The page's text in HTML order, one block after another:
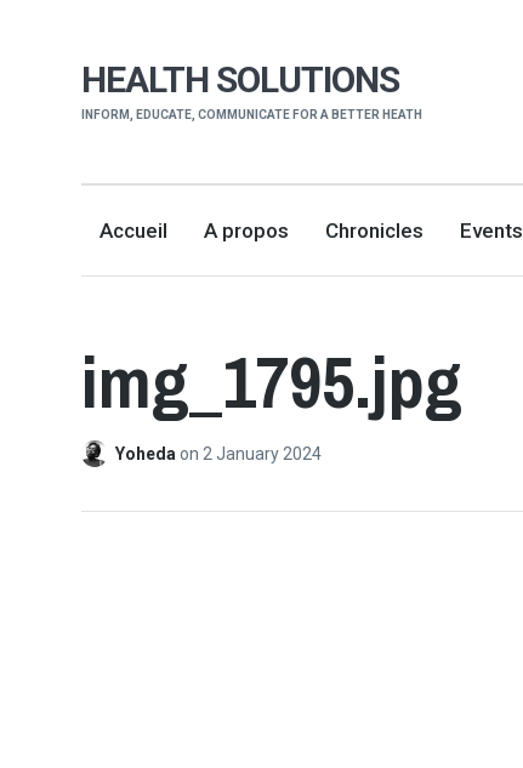
HEALTH SOLUTIONS
INFORM, EDUCATE, COMMUNICATE FOR A BETTER HEATH
Accueil A propos Chronicles Events
img_1795.jpg
Yohedaon 2 January 2024